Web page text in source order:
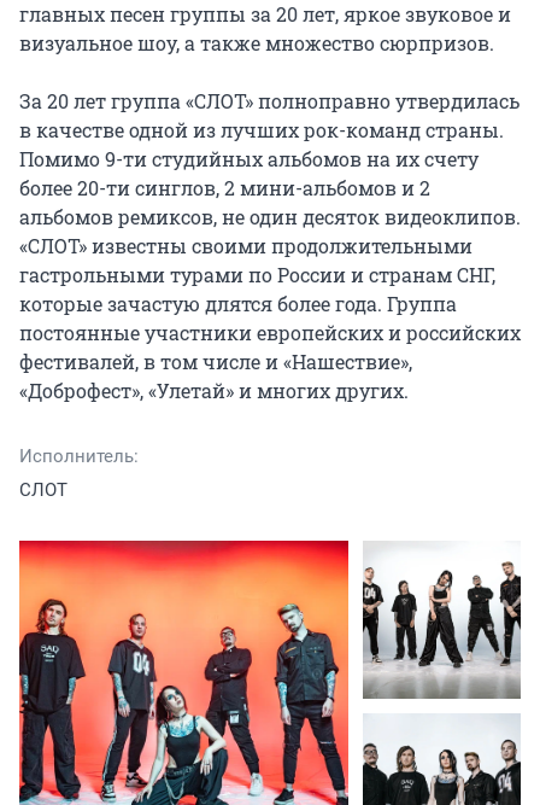
главных песен группы за 20 лет, яркое звуковое и
визуальное шоу, а также множество сюрпризов.
За 20 лет группа «СЛОТ» полноправно утвердилась
в качестве одной из лучших рок-команд страны.
Помимо 9-ти студийных альбомов на их счету
более 20-ти синглов, 2 мини-альбомов и 2
альбомов ремиксов, не один десяток видеоклипов.
«СЛОТ» известны своими продолжительными
гастрольными турами по России и странам СНГ,
которые зачастую длятся более года. Группа
постоянные участники европейских и российских
фестивалей, в том числе и «Нашествие»,
«Доброфест», «Улетай» и многих других.
Исполнитель:
СЛОТ